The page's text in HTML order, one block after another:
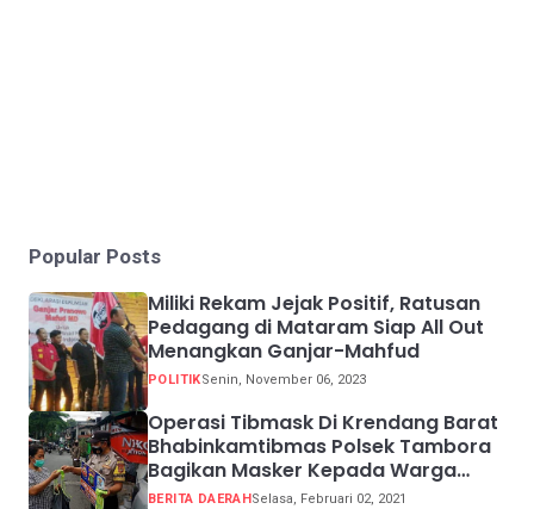
Popular Posts
Miliki Rekam Jejak Positif, Ratusan
Pedagang di Mataram Siap All Out
Menangkan Ganjar-Mahfud
POLITIKSenin, November 06, 2023
Operasi Tibmask Di Krendang Barat
Bhabinkamtibmas Polsek Tambora
Bagikan Masker Kepada Warga
Pelanggar Prokes
BERITA DAERAHSelasa, Februari 02, 2021